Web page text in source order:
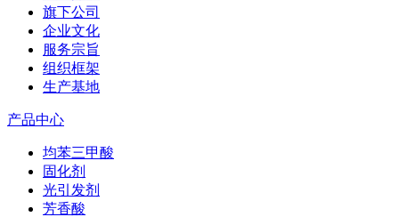
旗下公司
企业文化
服务宗旨
组织框架
生产基地
产品中心
均苯三甲酸
固化剂
光引发剂
芳香酸